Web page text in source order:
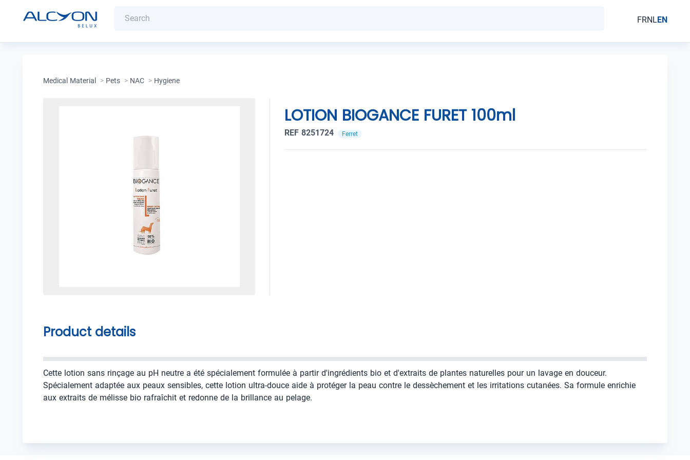
FRNLEN
Medical Material > Pets > NAC > Hygiene
LOTION BIOGANCE FURET 100ml
REF 8251724 Ferret
Product details
Cette lotion sans rinçage au pH neutre a été spécialement formulée à partir d'ingrédients bio et d'extraits de plantes naturelles pour un lavage en douceur.
Spécialement adaptée aux peaux sensibles, cette lotion ultra-douce aide à protéger la peau contre le dessèchement et les irritations cutanées. Sa formule enrichie
aux extraits de mélisse bio rafraîchit et redonne de la brillance au pelage.